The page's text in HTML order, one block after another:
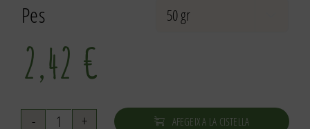
Pes
2,42 €
AFEGEIX A LA CISTELLA